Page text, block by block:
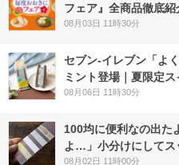
フェア』全商品徹底紹
08月03日 11時30分
セブン‐イレブン「よ
ミント登場｜夏限定
08月06日 11時30分
100均に便利なの出た
よ…」小分けにしてス
08月02日 11時00分